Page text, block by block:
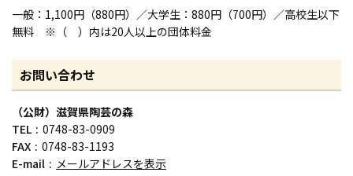
一般：1,100円（880円）／大学生：880円（700円）／高校生以下
無料 ※（ ）内は20人以上の団体料金
お問い合わせ
（公財）滋賀県陶芸の森
TEL
0748-83-0909
FAX
0748-83-1193
E-mail
メールアドレスを表示